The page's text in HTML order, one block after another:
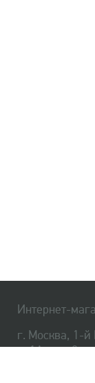
Интернет-
г. Москва, 1-
д. 1А, стр. 3,